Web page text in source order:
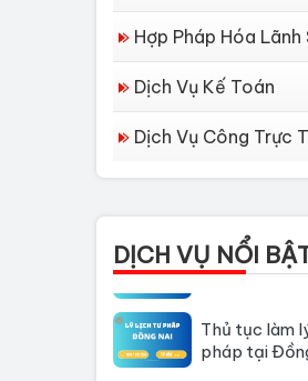
Hợp Pháp Hóa Lãnh
Dịch Vụ Kế Toán
Dịch Vụ Công Trực
DỊCH VỤ NỔI
Thủ tục làm
Tư Pháp tại
pháp tại